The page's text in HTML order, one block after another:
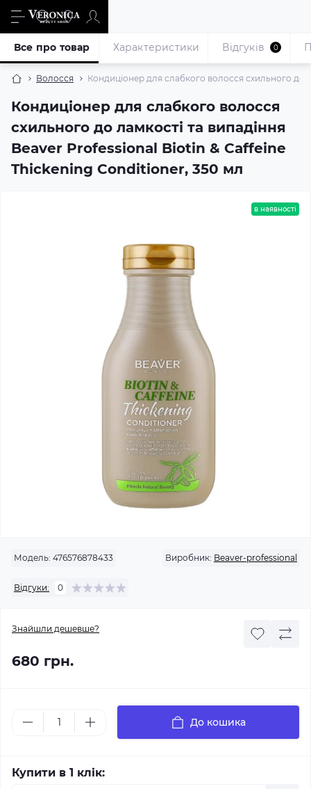
Волосся Кондиціонер для слабкого волосся схильного до
Кондиціонер для слабкого волосся
схильного до ламкості та випадіння
Beaver Professional Biotin & Caffeine
Thickening Conditioner, 350 мл
Все про товар Характеристики Відгуків 0
в наявності
Модель: 476576878433 Виробник: Beaver-professional
Відгуки: 0
Знайшли дешевше?
680 грн.
До кошика
Купити в 1 клік: